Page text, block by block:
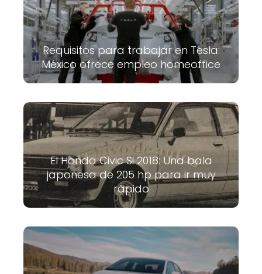
Requisitos para trabajar en Tesla:
México ofrece empleo homeoffice
El Honda Civic Si 2018: Una bala
japonesa de 205 hp para ir muy
rápido